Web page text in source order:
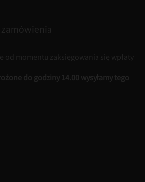
od momentu zaksięgowania się wpłaty
do godziny 14.00 wysyłamy tego